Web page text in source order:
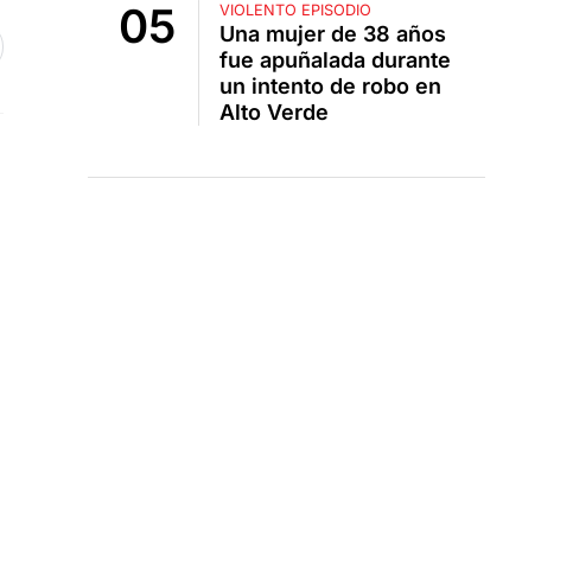
VIOLENTO EPISODIO
Una mujer de 38 años
fue apuñalada durante
un intento de robo en
Alto Verde